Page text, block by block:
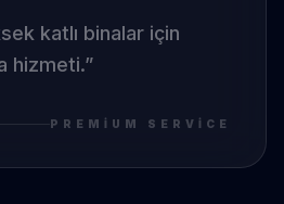
katlı binalar için
hizmeti.”
PREMIUM SERVICE